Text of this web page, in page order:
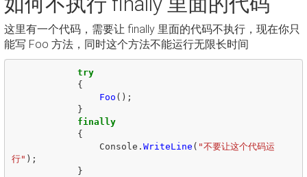
这里有一个代码，需要让 finally 里面的代码不执行，现在你只
能写 Foo 方法，同时这个方法不能运行无限长时间
try
{
Foo ();
}
finally
{
Console . WriteLine ( "不要让这个代码运
行" );
}